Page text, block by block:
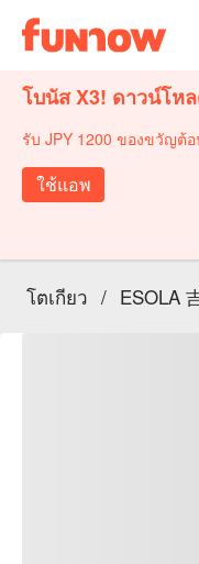
โบนัส X3! ดาวน์โห
รับ JPY 1200 ของขวัญต้
ใช้แอพ
โตเกียว / ESOLA